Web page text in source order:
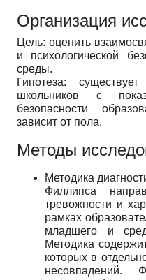
Организация
Цель: оценить
и психологической
среды.
Гипотеза:
школьников с
безопасности
зависит от пола.
Методы
Методика
Филлипса
тревожности и
рамках
младшего и
Методика
которых в
несовпадений.